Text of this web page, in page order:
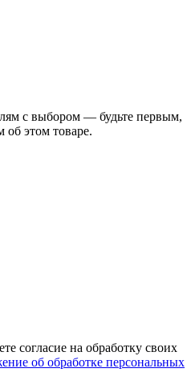
с выбором — будьте первым,
об этом товаре.
согласие на обработку своих
об обработке персональных